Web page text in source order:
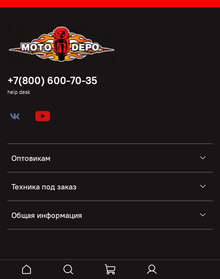
Оптовикам
Техника под заказ
Общая информация
+7(800) 600-70-35
help desk